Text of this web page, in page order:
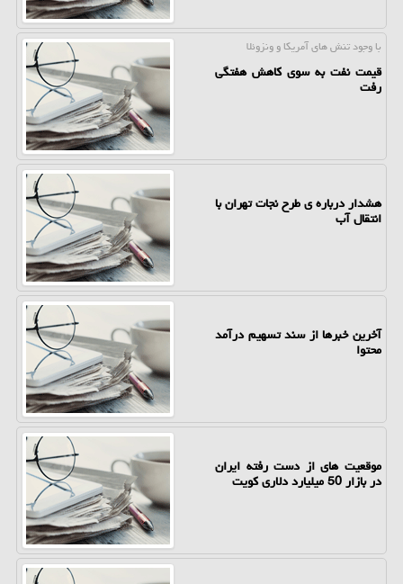
با وجود تنش های آمریكا و ونزوئلا
قیمت نفت به سوی کاهش هفتگی
رفت
هشدار درباره ی طرح نجات تهران با
انتقال آب
آخرین خبرها از سند تسهیم درآمد
محتوا
موقعیت های از دست رفته ایران
در بازار 50 میلیارد دلاری کویت